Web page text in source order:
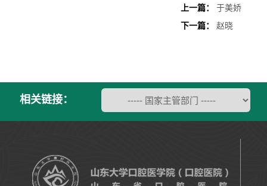
上一篇：
于美娇
下一篇：
赵晓
相关链接：